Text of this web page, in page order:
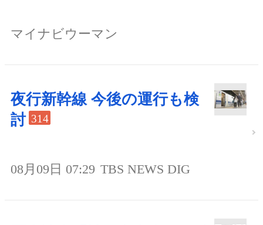
マイナビウーマン
夜行新幹線 今後の運行も検
討 314
08月09日 07:29 TBS NEWS DIG